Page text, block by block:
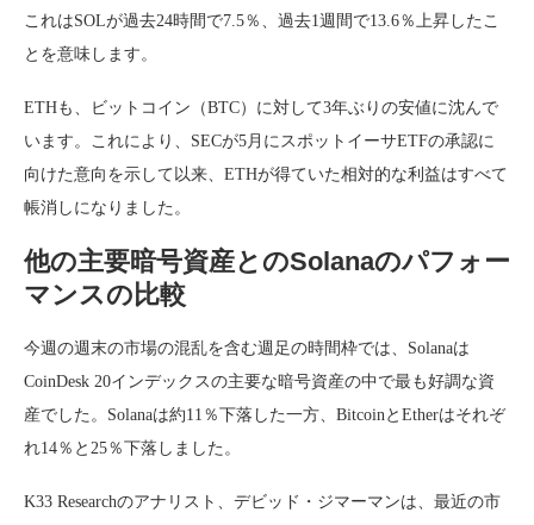
これはSOLが過去24時間で7.5％、過去1週間で13.6％上昇したこ
とを意味します。
ETHも、ビットコイン（BTC）に対して3年ぶりの安値に沈んで
います。これにより、SECが5月にスポットイーサETFの承認に
向けた意向を示して以来、ETHが得ていた相対的な利益はすべて
帳消しになりました。
他の主要暗号資産とのSolanaのパフォー
マンスの比較
今週の週末の市場の混乱を含む週足の時間枠では、Solanaは
CoinDesk 20インデックスの主要な暗号資産の中で最も好調な資
産でした。Solanaは約11％下落した一方、BitcoinとEtherはそれぞ
れ14％と25％下落しました。
K33 Researchのアナリスト、デビッド・ジマーマンは、最近の市